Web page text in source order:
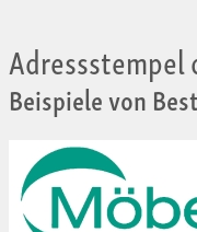
Adressstempel
Beispiele von